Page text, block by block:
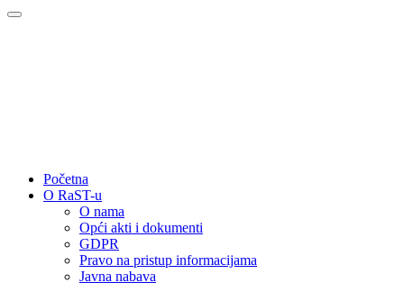
Početna
O RaST-u
O nama
Opći akti i dokumenti
GDPR
Pravo na pristup informacijama
Javna nabava